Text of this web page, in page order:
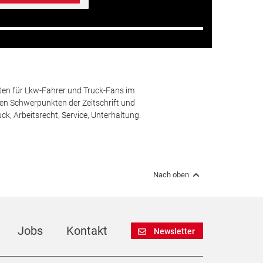
für Lkw-Fahrer und Truck-Fans im
Schwerpunkten der Zeitschrift und
Arbeitsrecht, Service, Unterhaltung.
Nach oben
Jobs Kontakt Newsletter